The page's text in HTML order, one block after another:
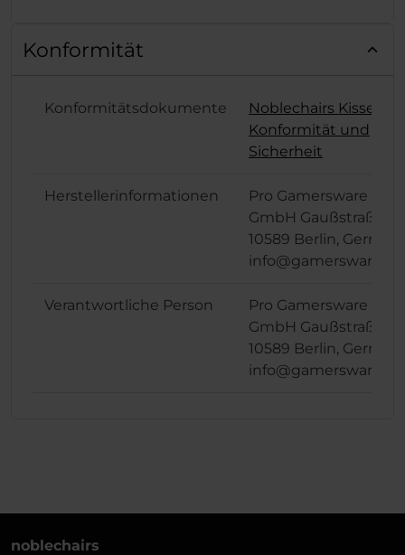
Konformität
Konformitätsdokumente
Noblechairs Kissen
Konformität und
Sicherheit
Herstellerinformationen
Pro Gamersware
GmbH Gaußstraße 1,
10589 Berlin,
Verantwortliche Person
Pro Gamersware
GmbH Gaußstraße 1,
10589 Berlin,
noblechairs